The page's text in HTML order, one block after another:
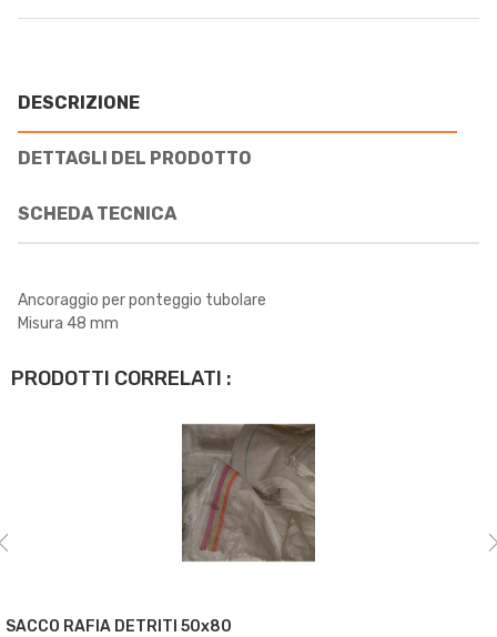
DESCRIZIONE
DETTAGLI DEL PRODOTTO
SCHEDA TECNICA
Ancoraggio per ponteggio tubolare
Misura 48 mm
PRODOTTI CORRELATI :
SACCO RAFIA DETRITI 60x120